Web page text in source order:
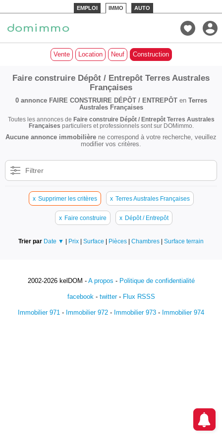
EMPLOI IMMO AUTO
Vente Location Neuf Construction
Faire construire Dépôt / Entrepôt Terres Australes
Françaises
0 annonce FAIRE CONSTRUIRE DÉPÔT / ENTREPÔTen Terres
Australes Françaises
Toutes les annonces de Faire construire Dépôt / Entrepôt Terres Australes
Françaises particuliers et professionnels sont sur DOMimmo.
Aucune annonce immobilière ne correspond à votre recherche, veuillez
modifier vos critères.
Filtrer
x Supprimer les critères x Terres Australes Françaises
x Faire construire x Dépôt / Entrepôt
Trier par Date ▼ | Prix | Surface | Pièces | Chambres | Surface terrain
2002-2026 kelDOM - A propos - Politique de confidentialité
facebook- twitter- Flux RSSS
Immobilier 971 - Immobilier 972 - Immobilier 973 - Immobilier 974